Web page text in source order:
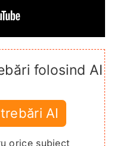
folosind AI
AI
orice subiect